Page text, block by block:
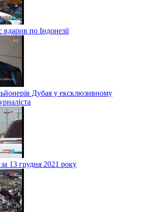
по Індонезії
Дубая у ексклюзивному
13 грудня 2021 року